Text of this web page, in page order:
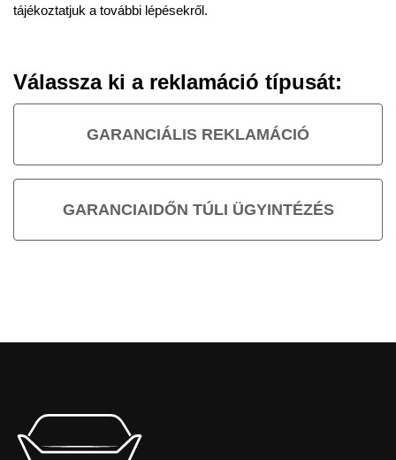
tájékoztatjuk a további lépésekről.
Válassza ki a reklamáció típusát:
GARANCIÁLIS REKLAMÁCIÓ
GARANCIAIDŐN TÚLI ÜGYINTÉZÉS